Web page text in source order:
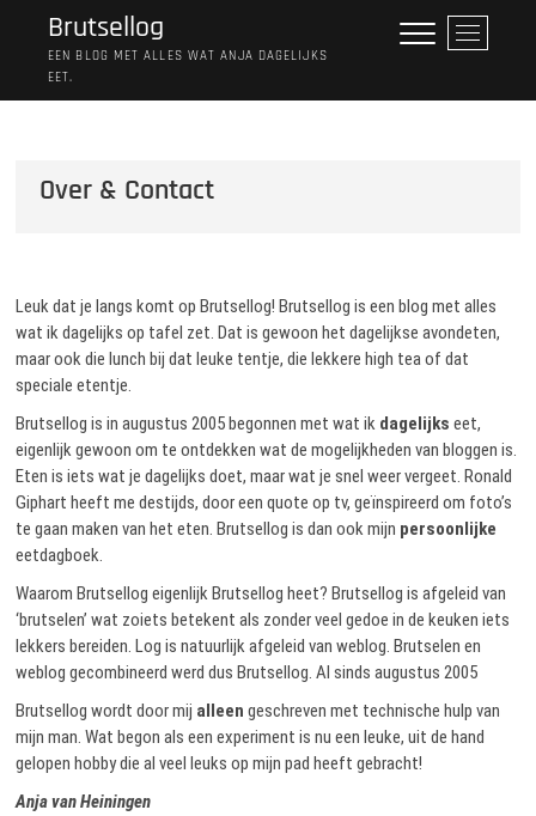
Brutsellog
EEN BLOG MET ALLES WAT ANJA DAGELIJKS
EET.
M
e
Over & Contact
Leuk dat je langs komt op Brutsellog! Brutsellog is een blog met alles
wat ik dagelijks op tafel zet. Dat is gewoon het dagelijkse avondeten,
maar ook die lunch bij dat leuke tentje, die lekkere high tea of dat
speciale etentje.
Brutsellog is in augustus 2005 begonnen met wat ik dagelijks eet,
eigenlijk gewoon om te ontdekken wat de mogelijkheden van bloggen is.
Eten is iets wat je dagelijks doet, maar wat je snel weer vergeet. Ronald
Giphart heeft me destijds, door een quote op tv, geïnspireerd om foto’s
te gaan maken van het eten. Brutsellog is dan ook mijn persoonlijke
eetdagboek.
Waarom Brutsellog eigenlijk Brutsellog heet? Brutsellog is afgeleid van
‘brutselen’ wat zoiets betekent als zonder veel gedoe in de keuken iets
lekkers bereiden. Log is natuurlijk afgeleid van weblog. Brutselen en
weblog gecombineerd werd dus Brutsellog. Al sinds augustus 2005
Brutsellog wordt door mij alleen geschreven met technische hulp van
mijn man. Wat begon als een experiment is nu een leuke, uit de hand
gelopen hobby die al veel leuks op mijn pad heeft gebracht!
Anja van Heiningen